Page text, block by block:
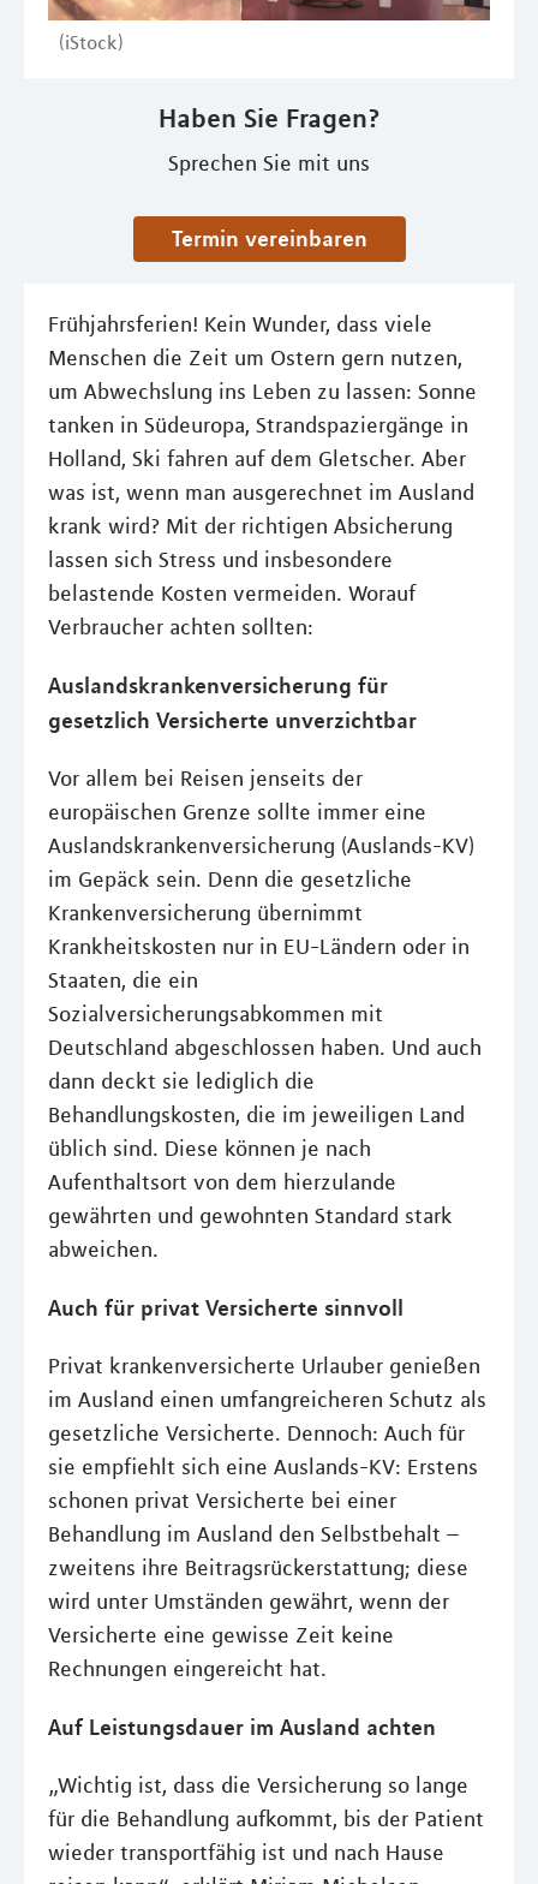
(iStock)
Haben Sie Fragen?
Sprechen Sie mit uns
Termin vereinbaren
Frühjahrsferien! Kein Wunder, dass viele
Menschen die Zeit um Ostern gern nutzen,
um Abwechslung ins Leben zu lassen: Sonne
tanken in Südeuropa, Strandspaziergänge in
Holland, Ski fahren auf dem Gletscher. Aber
was ist, wenn man ausgerechnet im Ausland
krank wird? Mit der richtigen Absicherung
lassen sich Stress und insbesondere
belastende Kosten vermeiden. Worauf
Verbraucher achten sollten:
Auslandskrankenversicherung für
gesetzlich Versicherte unverzichtbar
Vor allem bei Reisen jenseits der
europäischen Grenze sollte immer eine
Auslandskrankenversicherung (Auslands-KV)
im Gepäck sein. Denn die gesetzliche
Krankenversicherung übernimmt
Krankheitskosten nur in EU-Ländern oder in
Staaten, die ein
Sozialversicherungsabkommen mit
Deutschland abgeschlossen haben. Und auch
dann deckt sie lediglich die
Behandlungskosten, die im jeweiligen Land
üblich sind. Diese können je nach
Aufenthaltsort von dem hierzulande
gewährten und gewohnten Standard stark
abweichen.
Auch für privat Versicherte sinnvoll
Privat krankenversicherte Urlauber genießen
im Ausland einen umfangreicheren Schutz als
gesetzliche Versicherte. Dennoch: Auch für
sie empfiehlt sich eine Auslands-KV: Erstens
schonen privat Versicherte bei einer
Behandlung im Ausland den Selbstbehalt –
zweitens ihre Beitragsrückerstattung; diese
wird unter Umständen gewährt, wenn der
Versicherte eine gewisse Zeit keine
Rechnungen eingereicht hat.
Auf Leistungsdauer im Ausland achten
„Wichtig ist, dass die Versicherung so lange
für die Behandlung aufkommt, bis der Patient
wieder transportfähig ist und nach Hause